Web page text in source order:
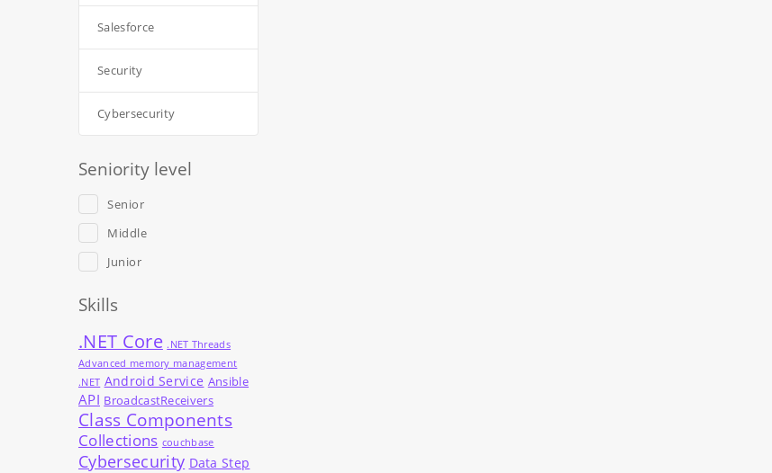
Salesforce
Security
Cybersecurity
Seniority level
Senior
Middle
Junior
Skills
.NET Core .NET Threads
Advanced memory management
.NET Android Service Ansible
API BroadcastReceivers
Class Components
Collections couchbase
Cybersecurity Data Step